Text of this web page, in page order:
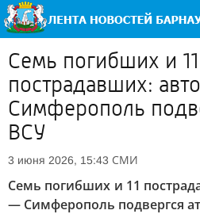
Семь погибших и 11
пострадавших:
Симферополь
ВСУ
3 июня 2026, 15:43 СМИ
Семь погибших и 11
— Симферополь подвергся